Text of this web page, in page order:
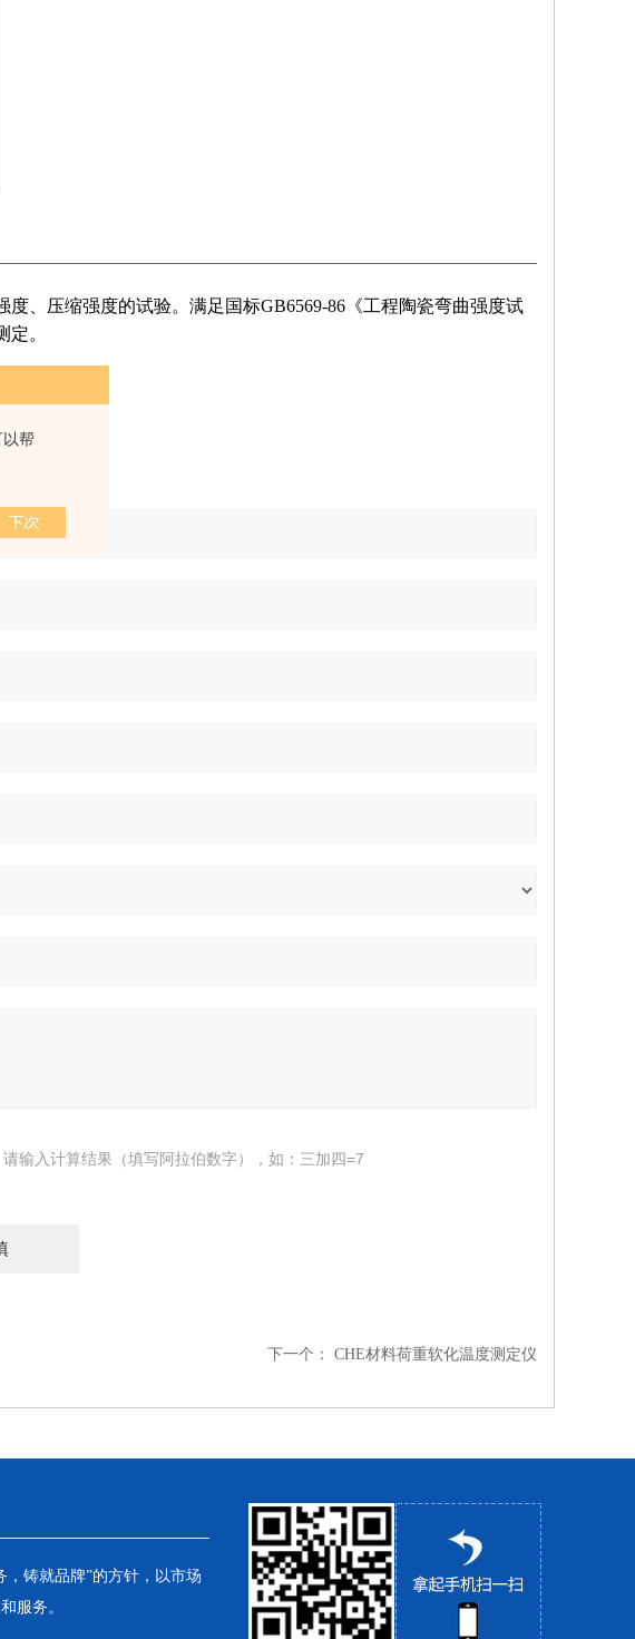
以帮
、压缩强度的试验。满足国标GB6569-86《工程陶瓷弯曲强度试
。
请输入计算结果（填写阿拉伯数字），如：三加四=7
下一个： CHE材料荷重软化温度测定仪
铸就品牌”的方针，以市场
服务。